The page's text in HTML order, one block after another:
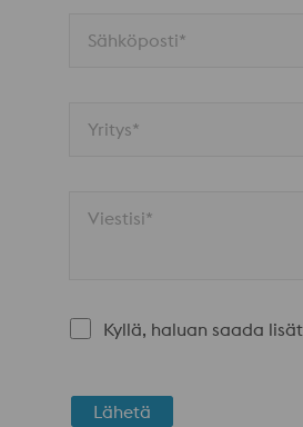
Sähköposti*
Yritys*
Viestisi*
Kyllä, haluan saada
Lähetä